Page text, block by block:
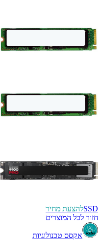
SSDלהצעת מחיר
חזור לכל המוצרים
אקסס טכנולוגיות